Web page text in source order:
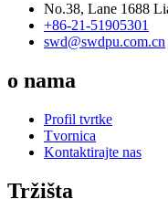
No.38, Lane 1688
+86-21-51905301
swd@swdpu.com.cn
o nama
Profil tvrtke
Tvornica
Kontaktirajte nas
Tržišta